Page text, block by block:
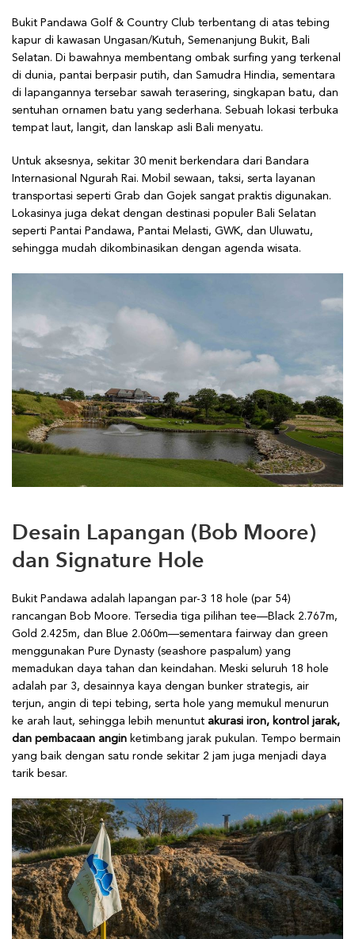
Bukit Pandawa Golf & Country Club terbentang di atas tebing
kapur di kawasan Ungasan/Kutuh, Semenanjung Bukit, Bali
Selatan. Di bawahnya membentang ombak surfing yang terkenal
di dunia, pantai berpasir putih, dan Samudra Hindia, sementara
di lapangannya tersebar sawah terasering, singkapan batu, dan
sentuhan ornamen batu yang sederhana. Sebuah lokasi terbuka
tempat laut, langit, dan lanskap asli Bali menyatu.
Untuk aksesnya, sekitar 30 menit berkendara dari Bandara
Internasional Ngurah Rai. Mobil sewaan, taksi, serta layanan
transportasi seperti Grab dan Gojek sangat praktis digunakan.
Lokasinya juga dekat dengan destinasi populer Bali Selatan
seperti Pantai Pandawa, Pantai Melasti, GWK, dan Uluwatu,
sehingga mudah dikombinasikan dengan agenda wisata.
Desain Lapangan (Bob Moore)
dan Signature Hole
Bukit Pandawa adalah lapangan par-3 18 hole (par 54)
rancangan Bob Moore. Tersedia tiga pilihan tee—Black 2.767m,
Gold 2.425m, dan Blue 2.060m—sementara fairway dan green
menggunakan Pure Dynasty (seashore paspalum) yang
memadukan daya tahan dan keindahan. Meski seluruh 18 hole
adalah par 3, desainnya kaya dengan bunker strategis, air
terjun, angin di tepi tebing, serta hole yang memukul menurun
ke arah laut, sehingga lebih menuntut akurasi iron, kontrol jarak,
dan pembacaan angin ketimbang jarak pukulan. Tempo bermain
yang baik dengan satu ronde sekitar 2 jam juga menjadi daya
tarik besar.